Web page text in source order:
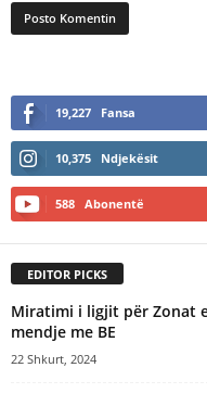
:
19,227 Fansa
10,375 Ndjekësit
588 Abonentë
EDITOR PICKS
Miratimi i ligjit për Zonat
mendje me BE
22 Shkurt, 2024